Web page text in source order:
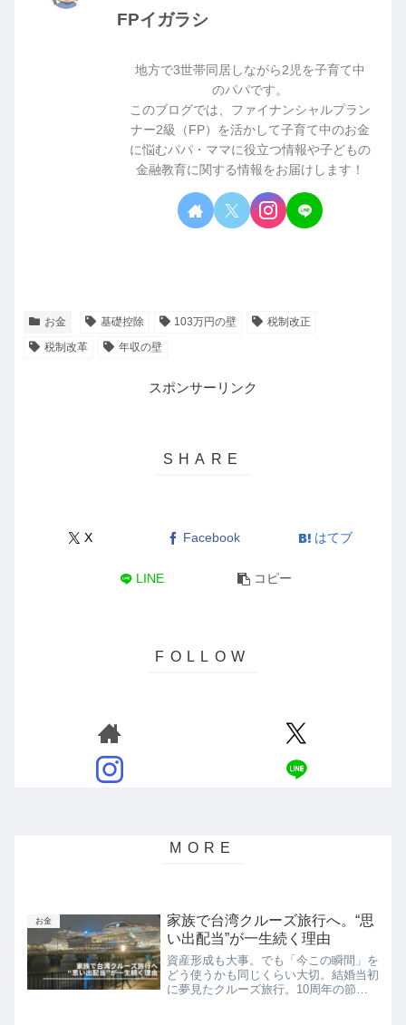
FPイガラシ
地方で3世帯同居しながら2児を子育て中
のパパです。
このブログでは、ファイナンシャルプラン
ナー2級（FP）を活かして子育て中のお金
に悩むパパ・ママに役立つ情報や子どもの
金融教育に関する情報をお届けします！
お金 基礎控除 103万円の壁
税制改正
税制改革
年収の壁
スポンサーリンク
X Facebook はてブ
LINE コピー
お金
家族で台湾クルーズ旅行へ。“思
い出配当”が一生続く理由
資産形成も大事。でも「今この瞬間」を
どう使うかも同じくらい大切。結婚当初
に夢見たクルーズ旅行。10周年の節目